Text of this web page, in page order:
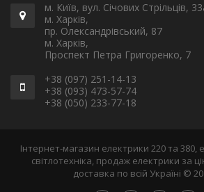
м. Київ, вул. Січових Стрільців,
м. Харків,
пр. Олександрівський, 87
м. Харків,
Проспект Петра Григоренко, 7
+38 (097) 251-14-13
+38 (093) 473-57-74
+38 (050) 233-77-18
Інтернет-магазин електрики 220 та
світлотехніка, продаж електрики за
доставка по всій Україні ©